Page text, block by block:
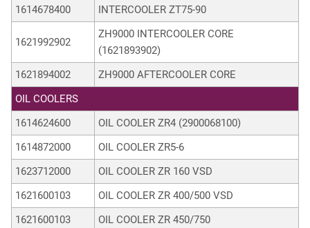
1614678400 INTERCOOLER ZT75-90
1621992902
ZH9000 INTERCOOLER CORE
(1621893902)
1621894002
ZH9000 AFTERCOOLER CORE
OIL COOLERS
1614624600
OIL COOLER ZR4 (2900068100)
1614872000
OIL COOLER ZR5-6
1623712000
OIL COOLER ZR 160 VSD
1621600103
OIL COOLER ZR 400/500 VSD
1621600103
OIL COOLER ZR 450/750